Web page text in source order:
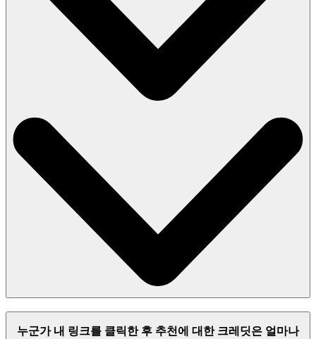
누군가 내 링크를 클릭한 후 추천에 대한 크레딧은 얼마나